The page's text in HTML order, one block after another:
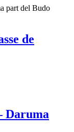
part del Budo
de
Daruma